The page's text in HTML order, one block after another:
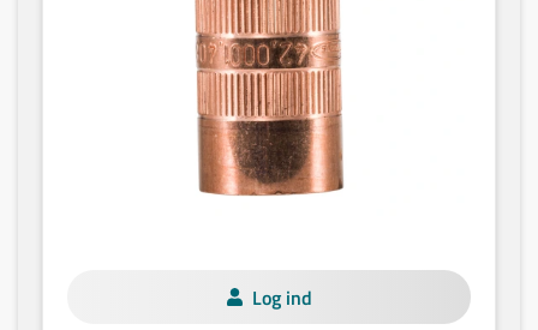
Log ind